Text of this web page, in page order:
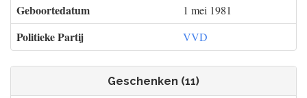
Geboortedatum 1 mei 1981
Politieke Partij VVD
Geschenken (11)